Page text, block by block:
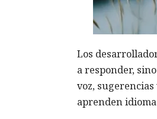
Los
a responder,
voz,
aprenden